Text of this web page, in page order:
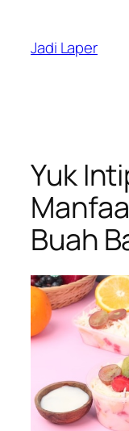
content
Jadi Laper
Yuk
Buah